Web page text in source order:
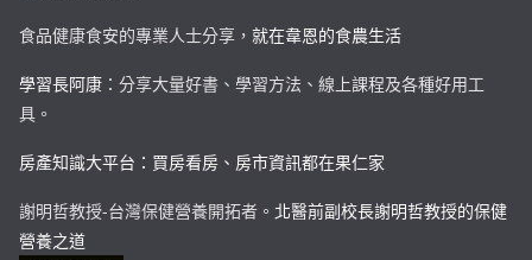
食品健康食安的專業人士分享， 就在韋恩的食農生活
學習長阿康 ：分享大量好書、學習方法、線上課程及各種好用工
具。
房產知識大平台：買房看房、房市資訊都在果仁家
謝明哲教授-台灣保健營養開拓者。 北醫前副校長謝明哲教授的保健
營養之道